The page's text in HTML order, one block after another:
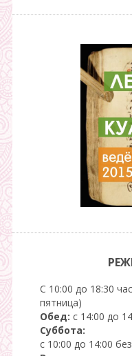
С 10:00 до 18:30
пятница)
Обед: с 14:00 до
Суббота:
с 10:00 до 14:00